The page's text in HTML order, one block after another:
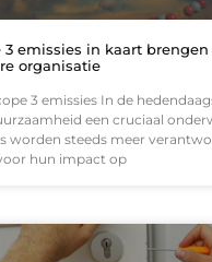
3 emissies in kaart brengen
organisatie
3 emissies In de
een cruciaal
worden steeds meer
hun impact op